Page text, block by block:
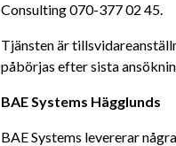
Consulting 070-377 02 45.
Tjänsten är
påbörjas efter sista
BAE Systems Hägglunds
BAE Systems levererar